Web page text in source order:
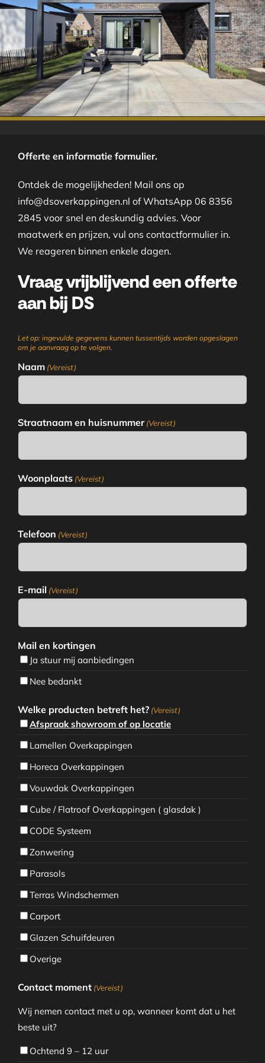
.
Offerte en informatie formulier.
Ontdek de mogelijkheden! Mail ons op
info@dsoverkappingen.nl of WhatsApp 06 8356
2845 voor snel en deskundig advies. Voor
maatwerk en prijzen, vul ons contactformulier in.
We reageren binnen enkele dagen.
Vraag vrijblijvend een offerte
aan bij DS
Let op: ingevulde gegevens kunnen tussentijds worden opgeslagen
om je aanvraag op te volgen.
Naam (Vereist)
Straatnaam en huisnummer (Vereist)
Woonplaats (Vereist)
Telefoon (Vereist)
E-mail (Vereist)
Mail en kortingen
Ja stuur mij aanbiedingen
Nee bedankt
Welke producten betreft het? (Vereist)
Afspraak showroom of op locatie
Lamellen Overkappingen
Horeca Overkappingen
Vouwdak Overkappingen
Cube / Flatroof Overkappingen ( glasdak )
CODE Systeem
Zonwering
Parasols
Terras Windschermen
Carport
Glazen Schuifdeuren
Overige
Contact moment (Vereist)
Wij nemen contact met u op, wanneer komt dat u het
beste uit?
Ochtend 9 – 12 uur